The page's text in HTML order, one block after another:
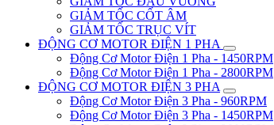
GIẢM TỐC CỐT ÂM
GIẢM TỐC TRỤC VÍT
ĐỘNG CƠ MOTOR ĐIỆN 1 PHA
Động Cơ Motor Điện 1 Pha - 1450RPM
Động Cơ Motor Điện 1 Pha - 2800RPM
ĐỘNG CƠ MOTOR ĐIỆN 3 PHA
Động Cơ Motor Điện 3 Pha - 960RPM
Động Cơ Motor Điện 3 Pha - 1450RPM